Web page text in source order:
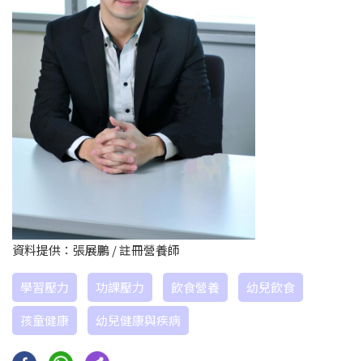
資料提供：張展鵬 / 註冊營養師
學習壓力 功課壓力 飲食營養
幼兒飲食
孩童健康
幼兒健康與疾病